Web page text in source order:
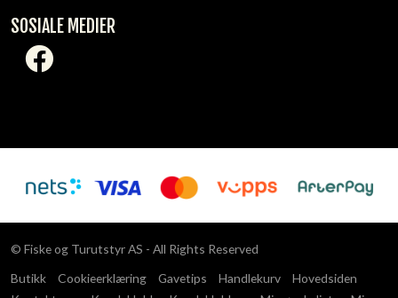
SOSIALE MEDIER
© Fiske og Turutstyr AS - All Rights Reserved
Butikk
Cookieerklæring Gavetips Handlekurv
Hovedsiden